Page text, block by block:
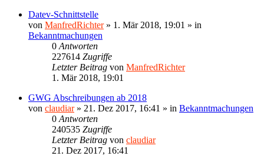
Datev-Schnittstelle
von ManfredRichter» 1. Mär 2018, 19:01 » in
Bekanntmachungen
0 Antworten
227614 Zugriffe
Letzter Beitrag von ManfredRichter
1. Mär 2018, 19:01
GWG Abschreibungen ab 2018
von claudiar» 21. Dez 2017, 16:41 » in Bekanntmachungen
0 Antworten
240535 Zugriffe
Letzter Beitrag von claudiar
21. Dez 2017, 16:41